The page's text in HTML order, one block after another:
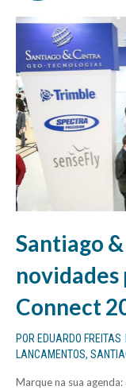
Santiago
novidades
Connect
POR EDUARDO FREITAS
LANCAMENTOS,
Marque na sua